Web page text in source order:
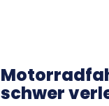
schwer